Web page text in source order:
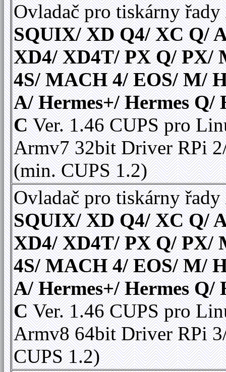
Ovladač pro tiskárny řady
SQUIX/ XD Q4/ XC Q/
XD4/ XD4T/ PX Q/ PX/
4S/ MACH 4/ EOS/ M/
A/ Hermes+/ Hermes Q/
CVer. 1.46 CUPS pro
Armv7 32bit Driver RPi
(min. CUPS 1.2)
Ovladač pro tiskárny řady
SQUIX/ XD Q4/ XC Q/
XD4/ XD4T/ PX Q/ PX/
4S/ MACH 4/ EOS/ M/
A/ Hermes+/ Hermes Q/
CVer. 1.46 CUPS pro
Armv8 64bit Driver RPi
CUPS 1.2)